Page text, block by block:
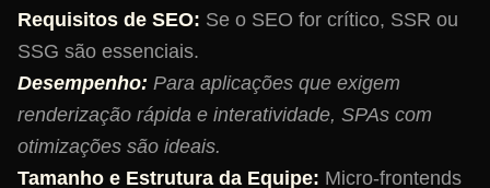
Requisitos de SEO: Se o SEO for crítico, SSR ou
SSG são essenciais.
Desempenho: Para aplicações que exigem
renderização rápida e interatividade, SPAs com
otimizações são ideais.
Tamanho e Estrutura da Equipe: Micro-frontends